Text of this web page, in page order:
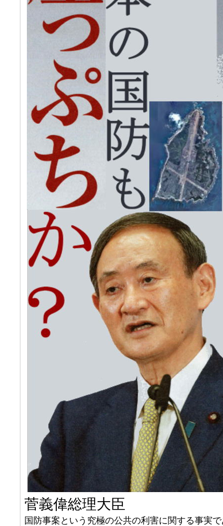
菅義偉総理大臣
国防事案という究極の公共の利害に関する事実